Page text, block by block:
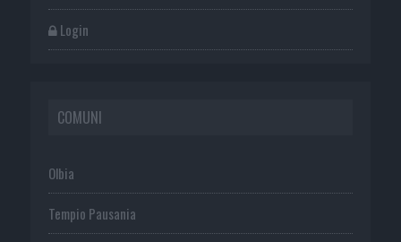
Login
COMUNI
Olbia
Tempio Pausania